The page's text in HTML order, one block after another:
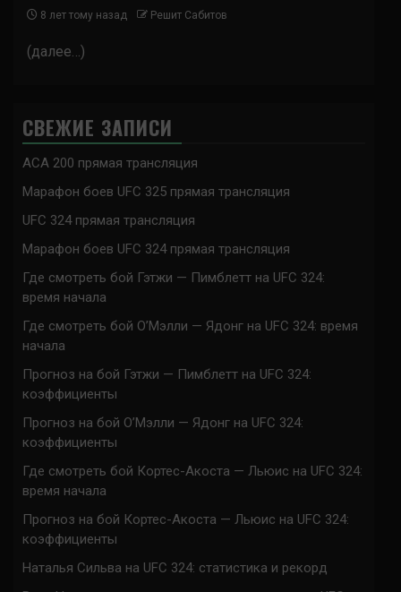
8 лет тому назад Решит Сабитов
(далее…)
СВЕЖИЕ ЗАПИСИ
ACA 200 прямая трансляция
Марафон боев UFC 325 прямая трансляция
UFC 324 прямая трансляция
Марафон боев UFC 324 прямая трансляция
Где смотреть бой Гэтжи — Пимблетт на UFC 324:
время начала
Где смотреть бой О’Мэлли — Ядонг на UFC 324: время
начала
Прогноз на бой Гэтжи — Пимблетт на UFC 324:
коэффициенты
Прогноз на бой О’Мэлли — Ядонг на UFC 324:
коэффициенты
Где смотреть бой Кортес-Акоста — Льюис на UFC 324:
время начала
Прогноз на бой Кортес-Акоста — Льюис на UFC 324:
коэффициенты
Наталья Сильва на UFC 324: статистика и рекорд